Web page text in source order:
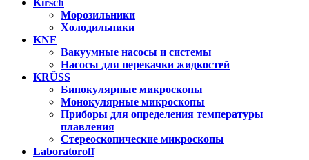
Kirsch
Морозильники
Холодильники
KNF
Вакуумные насосы и системы
Насосы для перекачки жидкостей
KRÜSS
Бинокулярные микроскопы
Монокулярные микроскопы
Приборы для определения температуры
плавления
Стереоскопические микроскопы
Laboratoroff